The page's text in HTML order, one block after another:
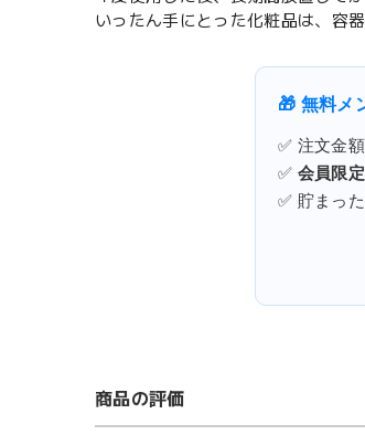
いったん手にとった化粧品は、容
🎁 無料メ
✅ 注文金
✅ 会員限
✅ 貯まっ
商品の評価